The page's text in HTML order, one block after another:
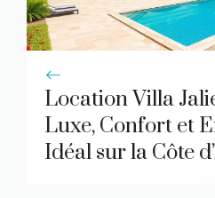
Location Villa
Luxe, Confort et
Idéal sur la Côte